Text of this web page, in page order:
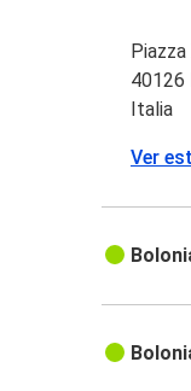
40126
Italia
Ver